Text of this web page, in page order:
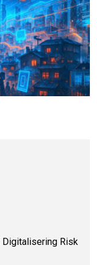
Digitalisering Risk